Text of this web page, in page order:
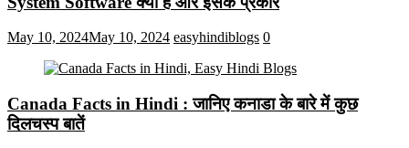
May 10, 2024May 10, 2024 easyhindiblogs 0
Canada Facts in Hindi : जानिए कनाडा के बारे में कुछ
दिलचस्प बातें